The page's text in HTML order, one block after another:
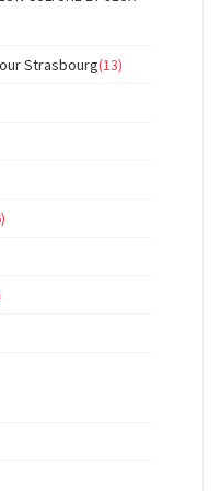
Strasbourg(13)